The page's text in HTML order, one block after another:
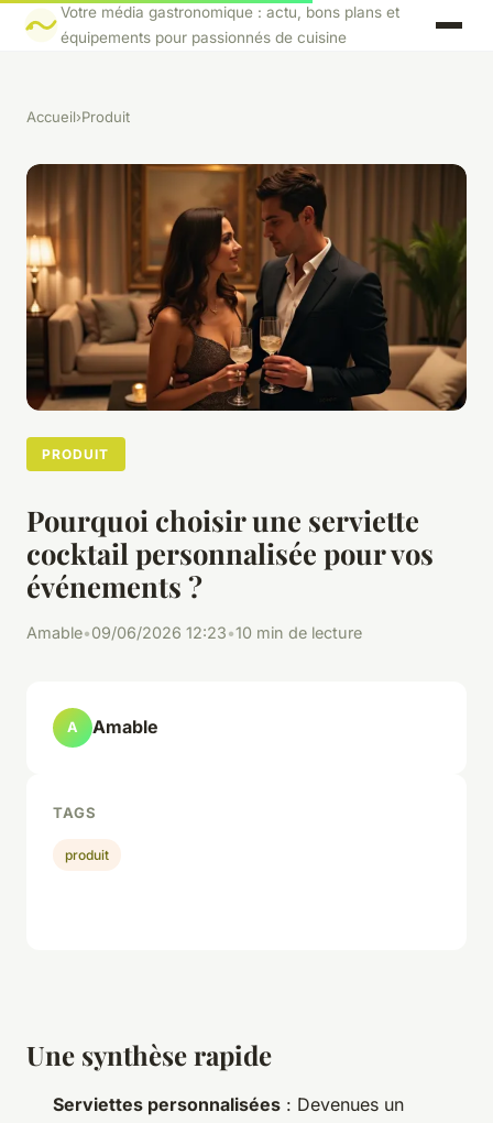
Votre média gastronomique : actu, bons plans et
équipements pour passionnés de cuisine
Accueil›Produit
PRODUIT
Pourquoi choisir une serviette
cocktail personnalisée pour vos
événements ?
Amable•09/06/2026 12:23•10 min de lecture
Une synthèse rapide
Serviettes personnalisées : Devenues un
A Amable
TAGS
produit